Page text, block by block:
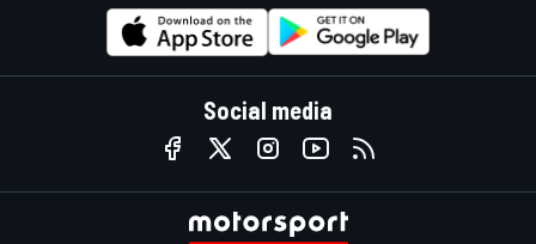
Social media